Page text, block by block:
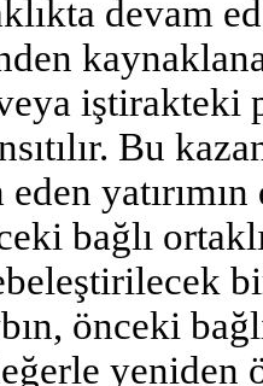
devam
iştirakteki
Bu
bağlı
önceki
yeniden